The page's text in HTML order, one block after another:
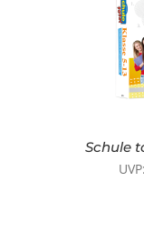
Schule
UVP: